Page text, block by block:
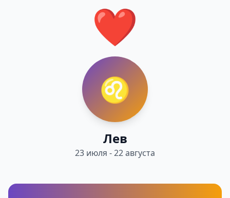
❤️
♌
Лев
23 июля - 22 августа